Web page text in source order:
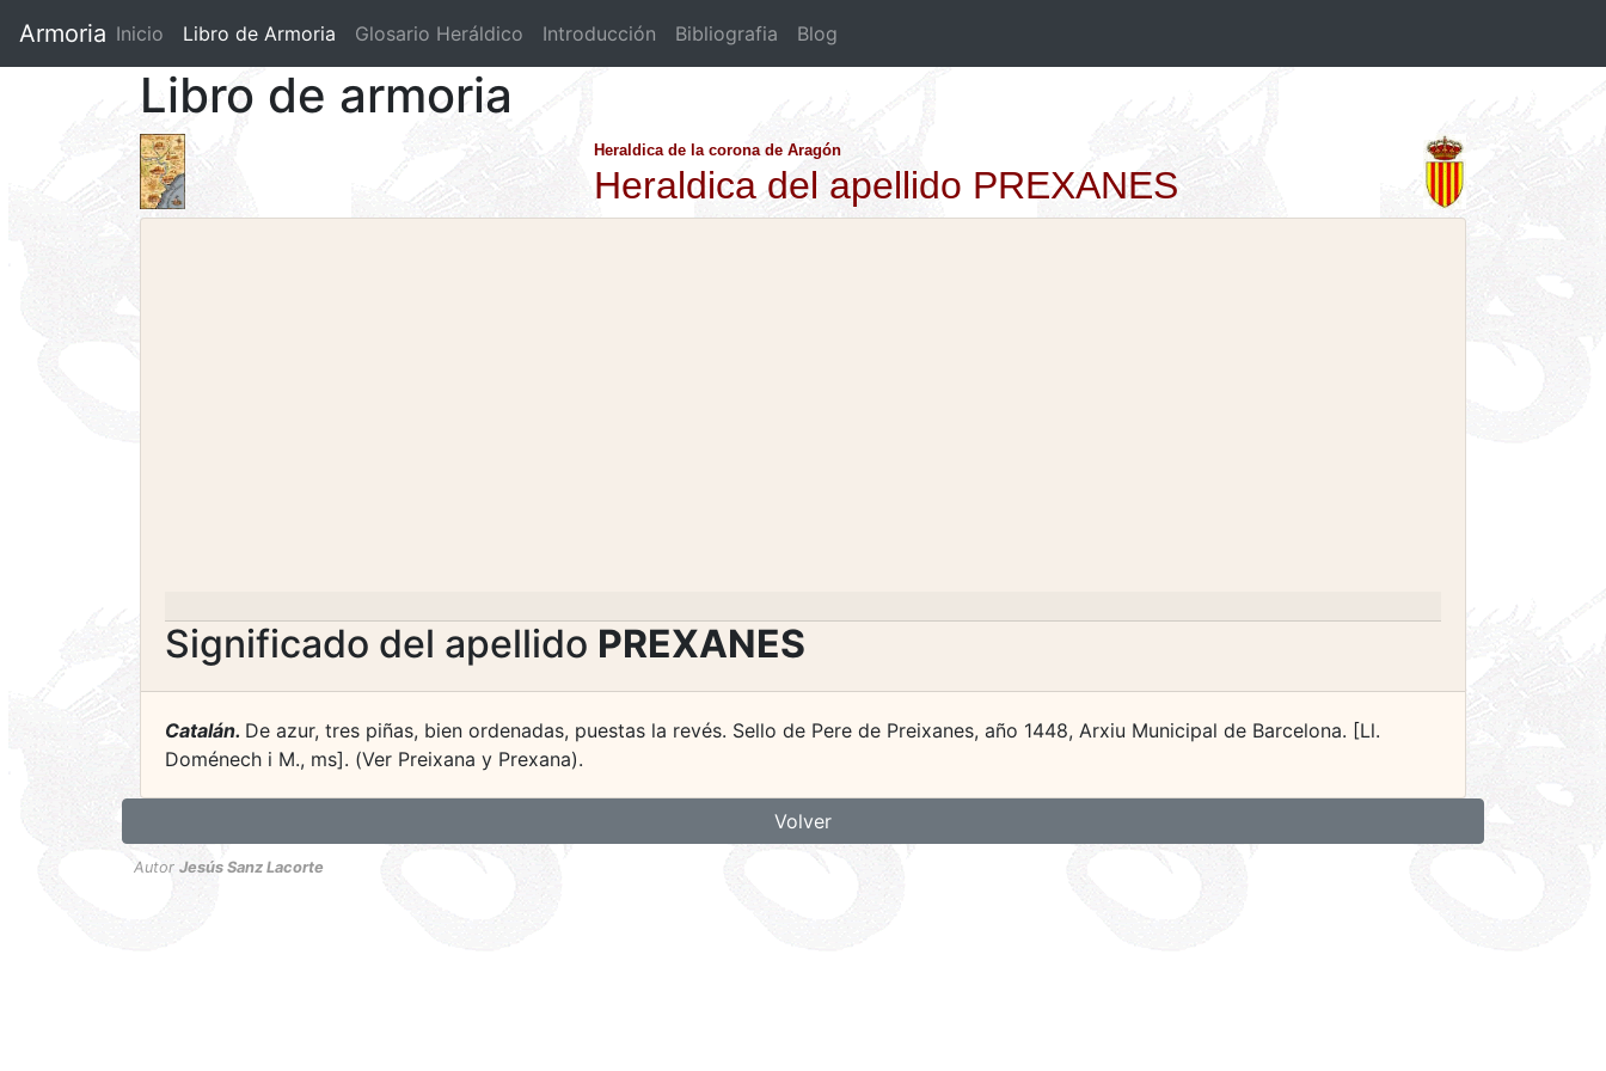
Armoria Inicio Libro de Armoria (current)
Glosario Heráldico Introducción Bibliografia Blog
Libro de armoria
Heraldica de la corona de Aragón
Heraldica del apellido PREXANES
Significado del apellido PREXANES
Catalán. De azur, tres piñas, bien ordenadas, puestas la revés. Sello de Pere de Preixanes, año 1448, Arxiu Municipal de Barcelona. [Ll.
Doménech i M., ms]. (Ver Preixana y Prexana).
Volver
Autor Jesús Sanz Lacorte